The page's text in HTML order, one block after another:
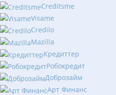
Creditsme
Visame
Credilo
Mazilla
Кредиттер
Робокредит
Доброзайм
Арт Финанс